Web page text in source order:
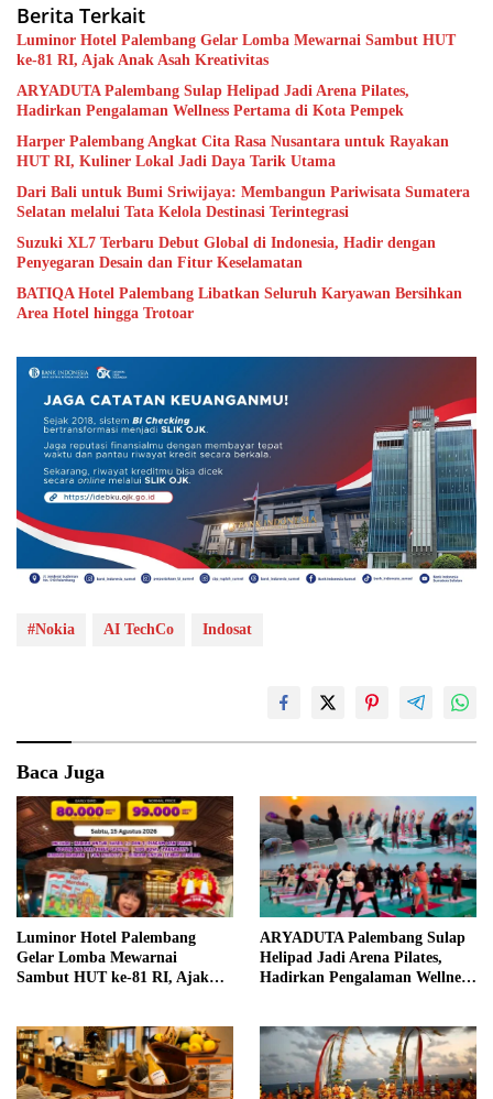
Berita Terkait
Luminor Hotel Palembang Gelar Lomba Mewarnai Sambut HUT
ke-81 RI, Ajak Anak Asah Kreativitas
ARYADUTA Palembang Sulap Helipad Jadi Arena Pilates,
Hadirkan Pengalaman Wellness Pertama di Kota Pempek
Harper Palembang Angkat Cita Rasa Nusantara untuk Rayakan
HUT RI, Kuliner Lokal Jadi Daya Tarik Utama
Dari Bali untuk Bumi Sriwijaya: Membangun Pariwisata Sumatera
Selatan melalui Tata Kelola Destinasi Terintegrasi
Suzuki XL7 Terbaru Debut Global di Indonesia, Hadir dengan
Penyegaran Desain dan Fitur Keselamatan
BATIQA Hotel Palembang Libatkan Seluruh Karyawan Bersihkan
Area Hotel hingga Trotoar
#Nokia AI TechCo Indosat
Baca Juga
Luminor Hotel Palembang
Gelar Lomba Mewarnai
Sambut HUT ke-81 RI, Ajak
ARYADUTA Palembang Sulap
Helipad Jadi Arena Pilates,
Hadirkan Pengalaman Wellness